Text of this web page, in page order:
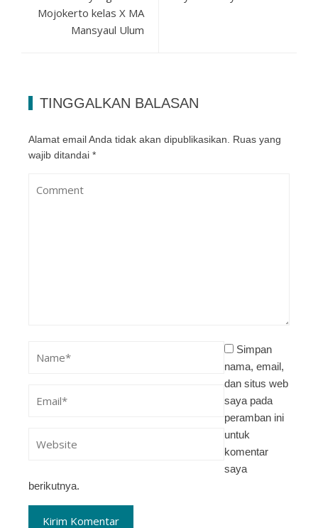
Mojokerto kelas X MA
Mansyaul Ulum
TINGGALKAN BALASAN
Alamat email Anda tidak akan dipublikasikan. Ruas yang
wajib ditandai *
Simpan
nama, email,
dan situs web
saya pada
peramban ini
untuk
komentar
saya
berikutnya.